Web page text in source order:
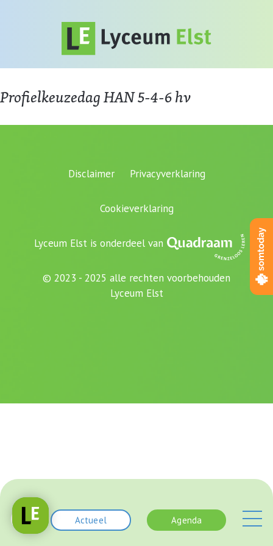
Actueel Agenda
Profielkeuzedag HAN 5-4-6 hv
Disclaimer Privacyverklaring
Cookieverklaring
Lyceum Elst is onderdeel van
© 2023 - 2025 alle rechten voorbehouden
Lyceum Elst